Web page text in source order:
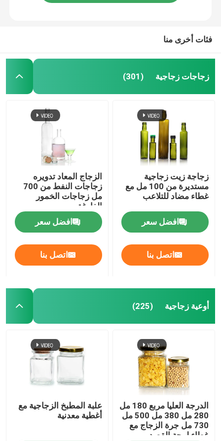
فئات أخرى منا
زجاجات زجاجية (301)
زجاجة زيت زجاجية
مستديرة من 100 مل مع
غطاء مضاد للتلاعب
افضل سعر
اتصل بنا
الزجاج المعاد تدويره
زجاجات النفط من 700
مل زجاجات الخمور
الفارغة
افضل سعر
اتصل بنا
أوعية زجاجية (225)
الدرجة العليا مربع 180 مل
280 مل 380 مل 500 مل
730 مل جرة الزجاج مع
غطاء لوحة القصدير
علبة المطبخ الزجاجية مع
أغطية معدنية